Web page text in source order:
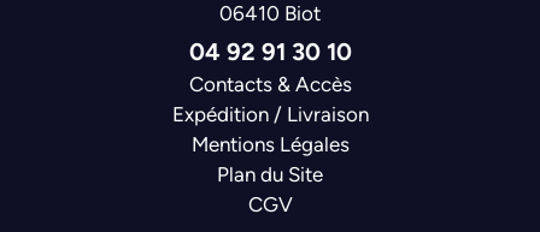
06410 Biot
04 92 91 30 10
Contacts & Accès
Expédition / Livraison
Mentions Légales
Plan du Site
CGV